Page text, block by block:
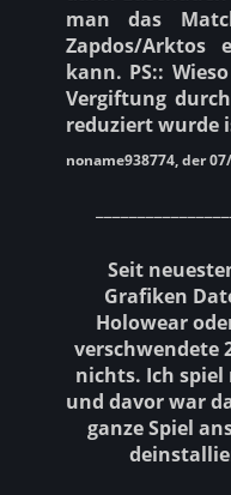
man das
Zapdos/Arktos
kann. PS::
Vergiftung
reduziert wurde
noname938774, der
Seit
Grafiken
Holowear
verschwendete
nichts. Ich
und davor war
ganze Spiel